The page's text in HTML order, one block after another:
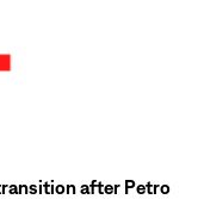
after Petro